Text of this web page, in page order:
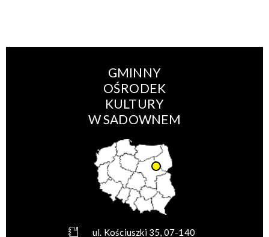
GMINNY
OŚRODEK
KULTURY
W SADOWNEM
ul. Kościuszki 35, 07-140